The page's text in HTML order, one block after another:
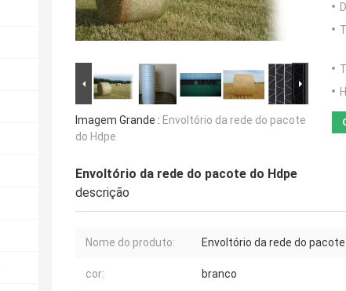
Imagem Grande : Envoltório da rede do pacote
do Hdpe
Envoltório da rede do pacote do Hdpe
descrição
Nome do produto: Envoltório da rede do pacote
cor: branco